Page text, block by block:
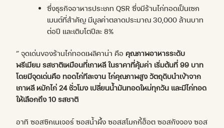
ซึ่งธุรกิจอาหารประเภท QSR ซึ่งมีร้านไก่ทอดเป็นเซก
เมนต์ที่สำคัญ มีมูลค่าตลาดประมาณ 30,000 ล้านบาท
ต่อปี และเติบโตปีละ 8%
“ จุดเด่นของร้านไก่ทอดเพลิคาน่า คือคุณภาพอาหารระดับ
พรีเมียม รสชาติเหมือนที่เกาหลี ในราคาที่คุ้มค่า เริ่มต้นที่99บาท
โดยมีจุดเด่นคือ ทอดไก่ทีละจาน ไก่คุณภาพสูง วัตถุดิบนำเข้าจาก
เกาหลี หมักไก่ 24 ชั่วโมง เปลี่ยนน้ำมันทอดใหม่ทุกวัน และมีไก่ทอด
ให้เลือกถึง10รสชาติ
อาทิ ซอสซิกเนเจอร์ ซอสน้ำผึ้ง ซอสสโมกกี้ฮ็อต ซอสกังจอง ซอส